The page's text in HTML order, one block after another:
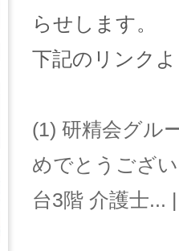
らせします。
下記のリンク
(1) 研精会グル
めでとうござ
台3階 介護士...